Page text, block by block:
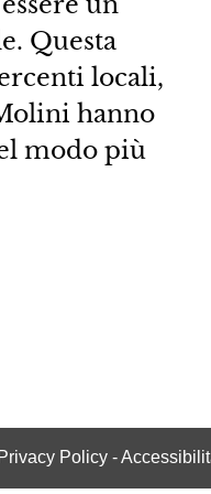
Questa
locali,
hanno
modo più
Privacy Policy -